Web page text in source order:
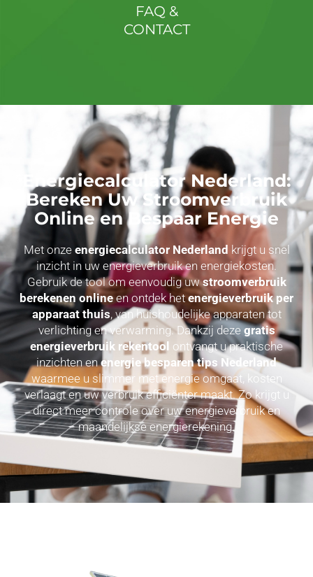
FAQ &
CONTACT
Energiecalculator Nederland:
Bereken Uw Stroomverbruik
Online en Bespaar Energie
Met onze energiecalculator Nederland krijgt u snel
inzicht in uw energieverbruik en energiekosten.
Gebruik de tool om eenvoudig uwstroomverbruik
berekenen online en ontdek hetenergieverbruik per
apparaat thuis, van huishoudelijke apparaten tot
verlichting en verwarming. Dankzij deze gratis
energieverbruik rekentool ontvangt u praktische
inzichten enenergie besparen tips Nederland
waarmee u slimmer met energie omgaat, kosten
verlaagt en uw verbruik efficiënter maakt. Zo krijgt u
direct meer controle over uw energieverbruik en
maandelijkse energierekening.